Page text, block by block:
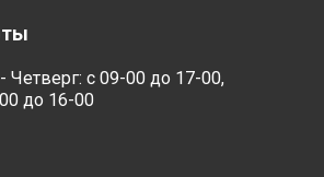
Четверг: с 09-00 до 17-00,
до 16-00